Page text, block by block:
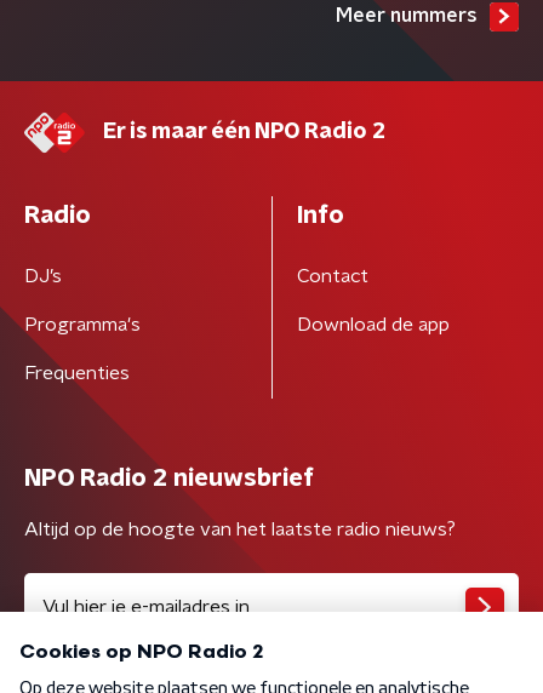
Meer nummers
Er is maar één NPO Radio 2
Radio
DJ’s
Programma's
Frequenties
Info
Contact
Download de app
NPO Radio 2 nieuwsbrief
Altijd op de hoogte van het laatste radio nieuws?